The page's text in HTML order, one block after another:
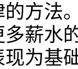
方法
薪水
现为基